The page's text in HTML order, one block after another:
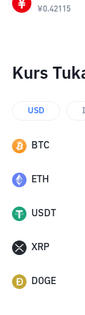
¥0.42115
Kurs
USD
BTC
ETH
USDT
XRP
DOGE